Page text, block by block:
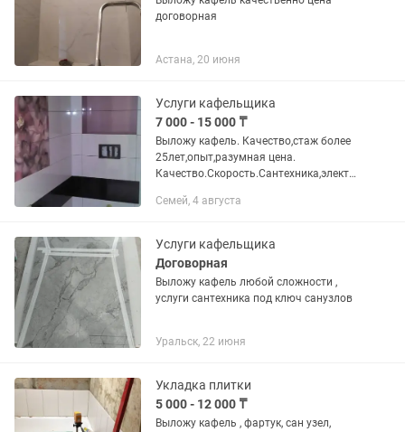
договорная
Астана, 20 июня
Услуги кафельщика
7 000 - 15 000 ₸
Выложу кафель. Качество,стаж более
25лет,опыт,разумная цена.
Качество.Скорость.Сантехника,электри
штукатурка,ламинат,балкон. Квартира
Звонить в...
Семей, 4 августа
Услуги кафельщика
Договорная
Выложу кафель любой сложности ,
услуги сантехника под ключ санузлов
Уральск, 22 июня
Укладка плитки
5 000 - 12 000 ₸
Выложу кафель , фартук, сан узел,